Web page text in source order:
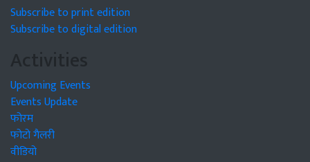
Subscribe to print edition
Subscribe to digital edition
Activities
Upcoming Events
Events Update
फोरम
फोटो गैलरी
वीडियो